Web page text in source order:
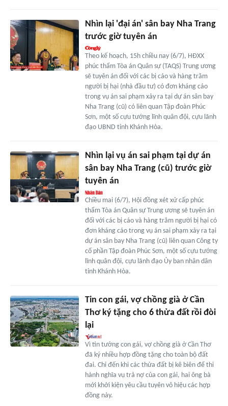
Nhìn lại 'đại án' sân bay Nha Trang
trước giờ tuyên án
Theo kế hoạch, 15h chiều nay (6/7), HĐXX
phúc thẩm Tòa án Quân sự (TAQS) Trung ương
sẽ tuyên án đối với các bị cáo và hàng trăm
người bị hại (nhà đầu tư) có đơn kháng cáo
trong vụ án sai phạm xảy ra tại dự án sân bay
Nha Trang (cũ) có liên quan Tập đoàn Phúc
Sơn, một số cựu tướng lĩnh quân đội, cựu lãnh
đạo UBND tỉnh Khánh Hòa.
Nhìn lại vụ án sai phạm tại dự án
sân bay Nha Trang (cũ) trước giờ
tuyên án
Chiều mai (6/7), Hội đồng xét xử cấp phúc
thẩm Tòa án Quân sự Trung ương sẽ tuyên án
đối với các bị cáo và hàng trăm người bị hại có
đơn kháng cáo trong vụ án sai phạm xảy ra tại
dự án sân bay Nha Trang (cũ) liên quan Công ty
cổ phần Tập đoàn Phúc Sơn, một số cựu tướng
lĩnh quân đội, cựu lãnh đạo Ủy ban nhân dân
tỉnh Khánh Hòa.
Tin con gái, vợ chồng già ở Cần
Thơ ký tặng cho 6 thửa đất rồi đòi
lại
Vì tin tưởng con gái, vợ chồng già ở Cần Thơ
đã ký nhiều hợp đồng tặng cho toàn bộ đất
đai. Chỉ đến khi các thửa đất bị kê biên để thi
hành nghĩa vụ trả nợ của con gái, hai ông bà
mới khởi kiện yêu cầu tuyên vô hiệu các hợp
đồng này.